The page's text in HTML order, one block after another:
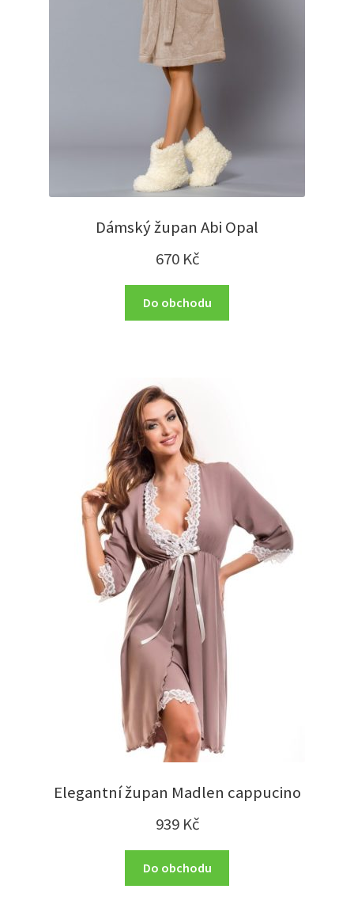
Dámský župan Abi Opal
670 Kč
Do obchodu
Elegantní župan Madlen cappucino
939 Kč
Do obchodu